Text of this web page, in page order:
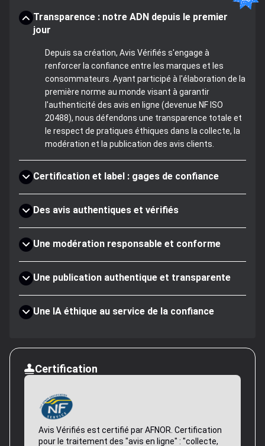
Transparence : notre ADN depuis le premier
jour
Depuis sa création, Avis Vérifiés s'engage à
renforcer la confiance entre les marques et les
consommateurs. Ayant participé à l'élaboration de la
première norme au monde visant à garantir
l'authenticité des avis en ligne (devenue NF ISO
20488), nous défendons une transparence totale et
le respect de pratiques éthiques dans la collecte, la
modération et la publication des avis clients.
Certification et label : gages de confiance
Des avis authentiques et vérifiés
Une modération responsable et conforme
Une publication authentique et transparente
Une IA éthique au service de la confiance
Certification
Avis Vérifiés est certifié par AFNOR. Certification
pour le traitement des "avis en ligne" : "collecte,